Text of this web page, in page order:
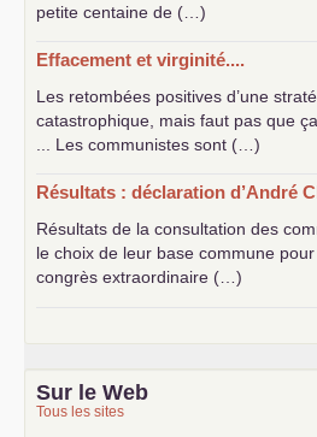
petite centaine de (…)
Effacement et virginité....
Les retombées positives d’une
catastrophique, mais faut pas que
... Les communistes sont (…)
Résultats : déclaration d’André
Résultats de la consultation des
le choix de leur base commune
congrès extraordinaire (…)
Sur le Web
Tous les sites